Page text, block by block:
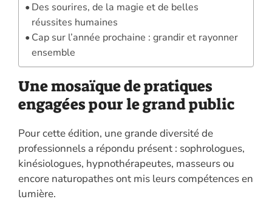
Des sourires, de la magie et de belles
réussites humaines
Cap sur l’année prochaine : grandir et rayonner
ensemble
Une mosaïque de pratiques
engagées pour le grand public
Pour cette édition, une grande diversité de
professionnels a répondu présent : sophrologues,
kinésiologues, hypnothérapeutes, masseurs ou
encore naturopathes ont mis leurs compétences en
lumière.